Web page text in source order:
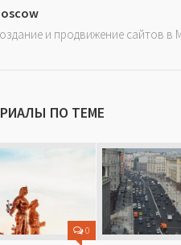
и продвижение сайтов в
ПО ТЕМЕ
0